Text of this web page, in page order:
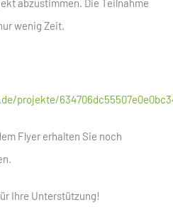
abzustimmen. Die Teilnahme
wenig Zeit.
projekte/
Flyer erhalten Sie noch
Ihre Unterstützung!